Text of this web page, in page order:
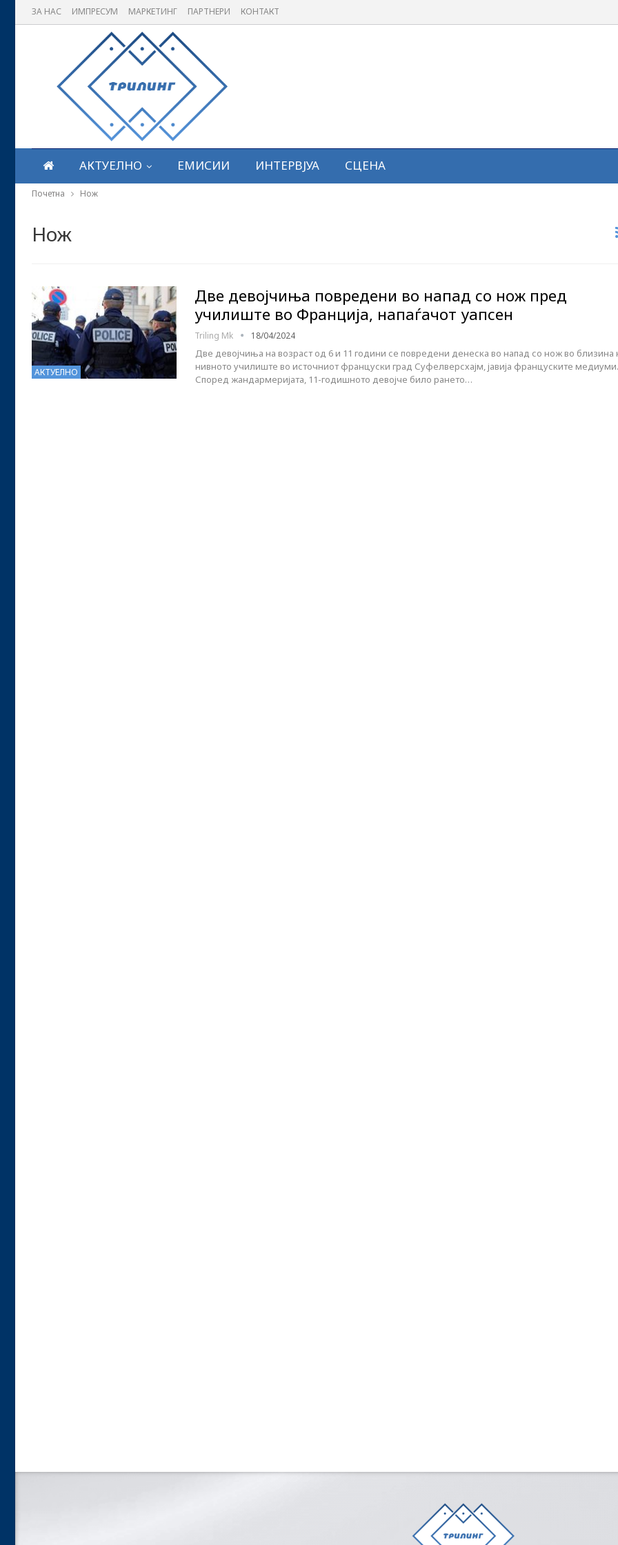
ЗА НАС ИМПРЕСУМ МАРКЕТИНГ ПАРТНЕРИ КОНТАКТ
АКТУЕЛНО ЕМИСИИ ИНТЕРВЈУА СЦЕНА
Почетна Нож
Нож
АКТУЕЛНО
Две девојчиња повредени во напад со нож пред
училиште во Франција, напаѓачот уапсен
Triling Mk 18/04/2024
Две девојчиња на возраст од 6 и 11 години се повредени денеска во напад со нож во близина
нивното училиште во источниот француски град Суфелверсхајм, јавија француските медиуми.
Според жандармеријата, 11-годишното девојче било рането…